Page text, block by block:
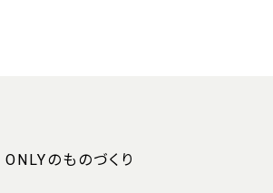
ONLYのものづくり